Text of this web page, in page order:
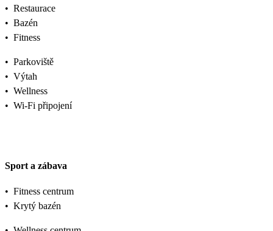
• Restaurace
• Bazén
• Fitness
• Parkoviště
• Výtah
• Wellness
• Wi-Fi připojení
Sport a zábava
• Fitness centrum
• Krytý bazén